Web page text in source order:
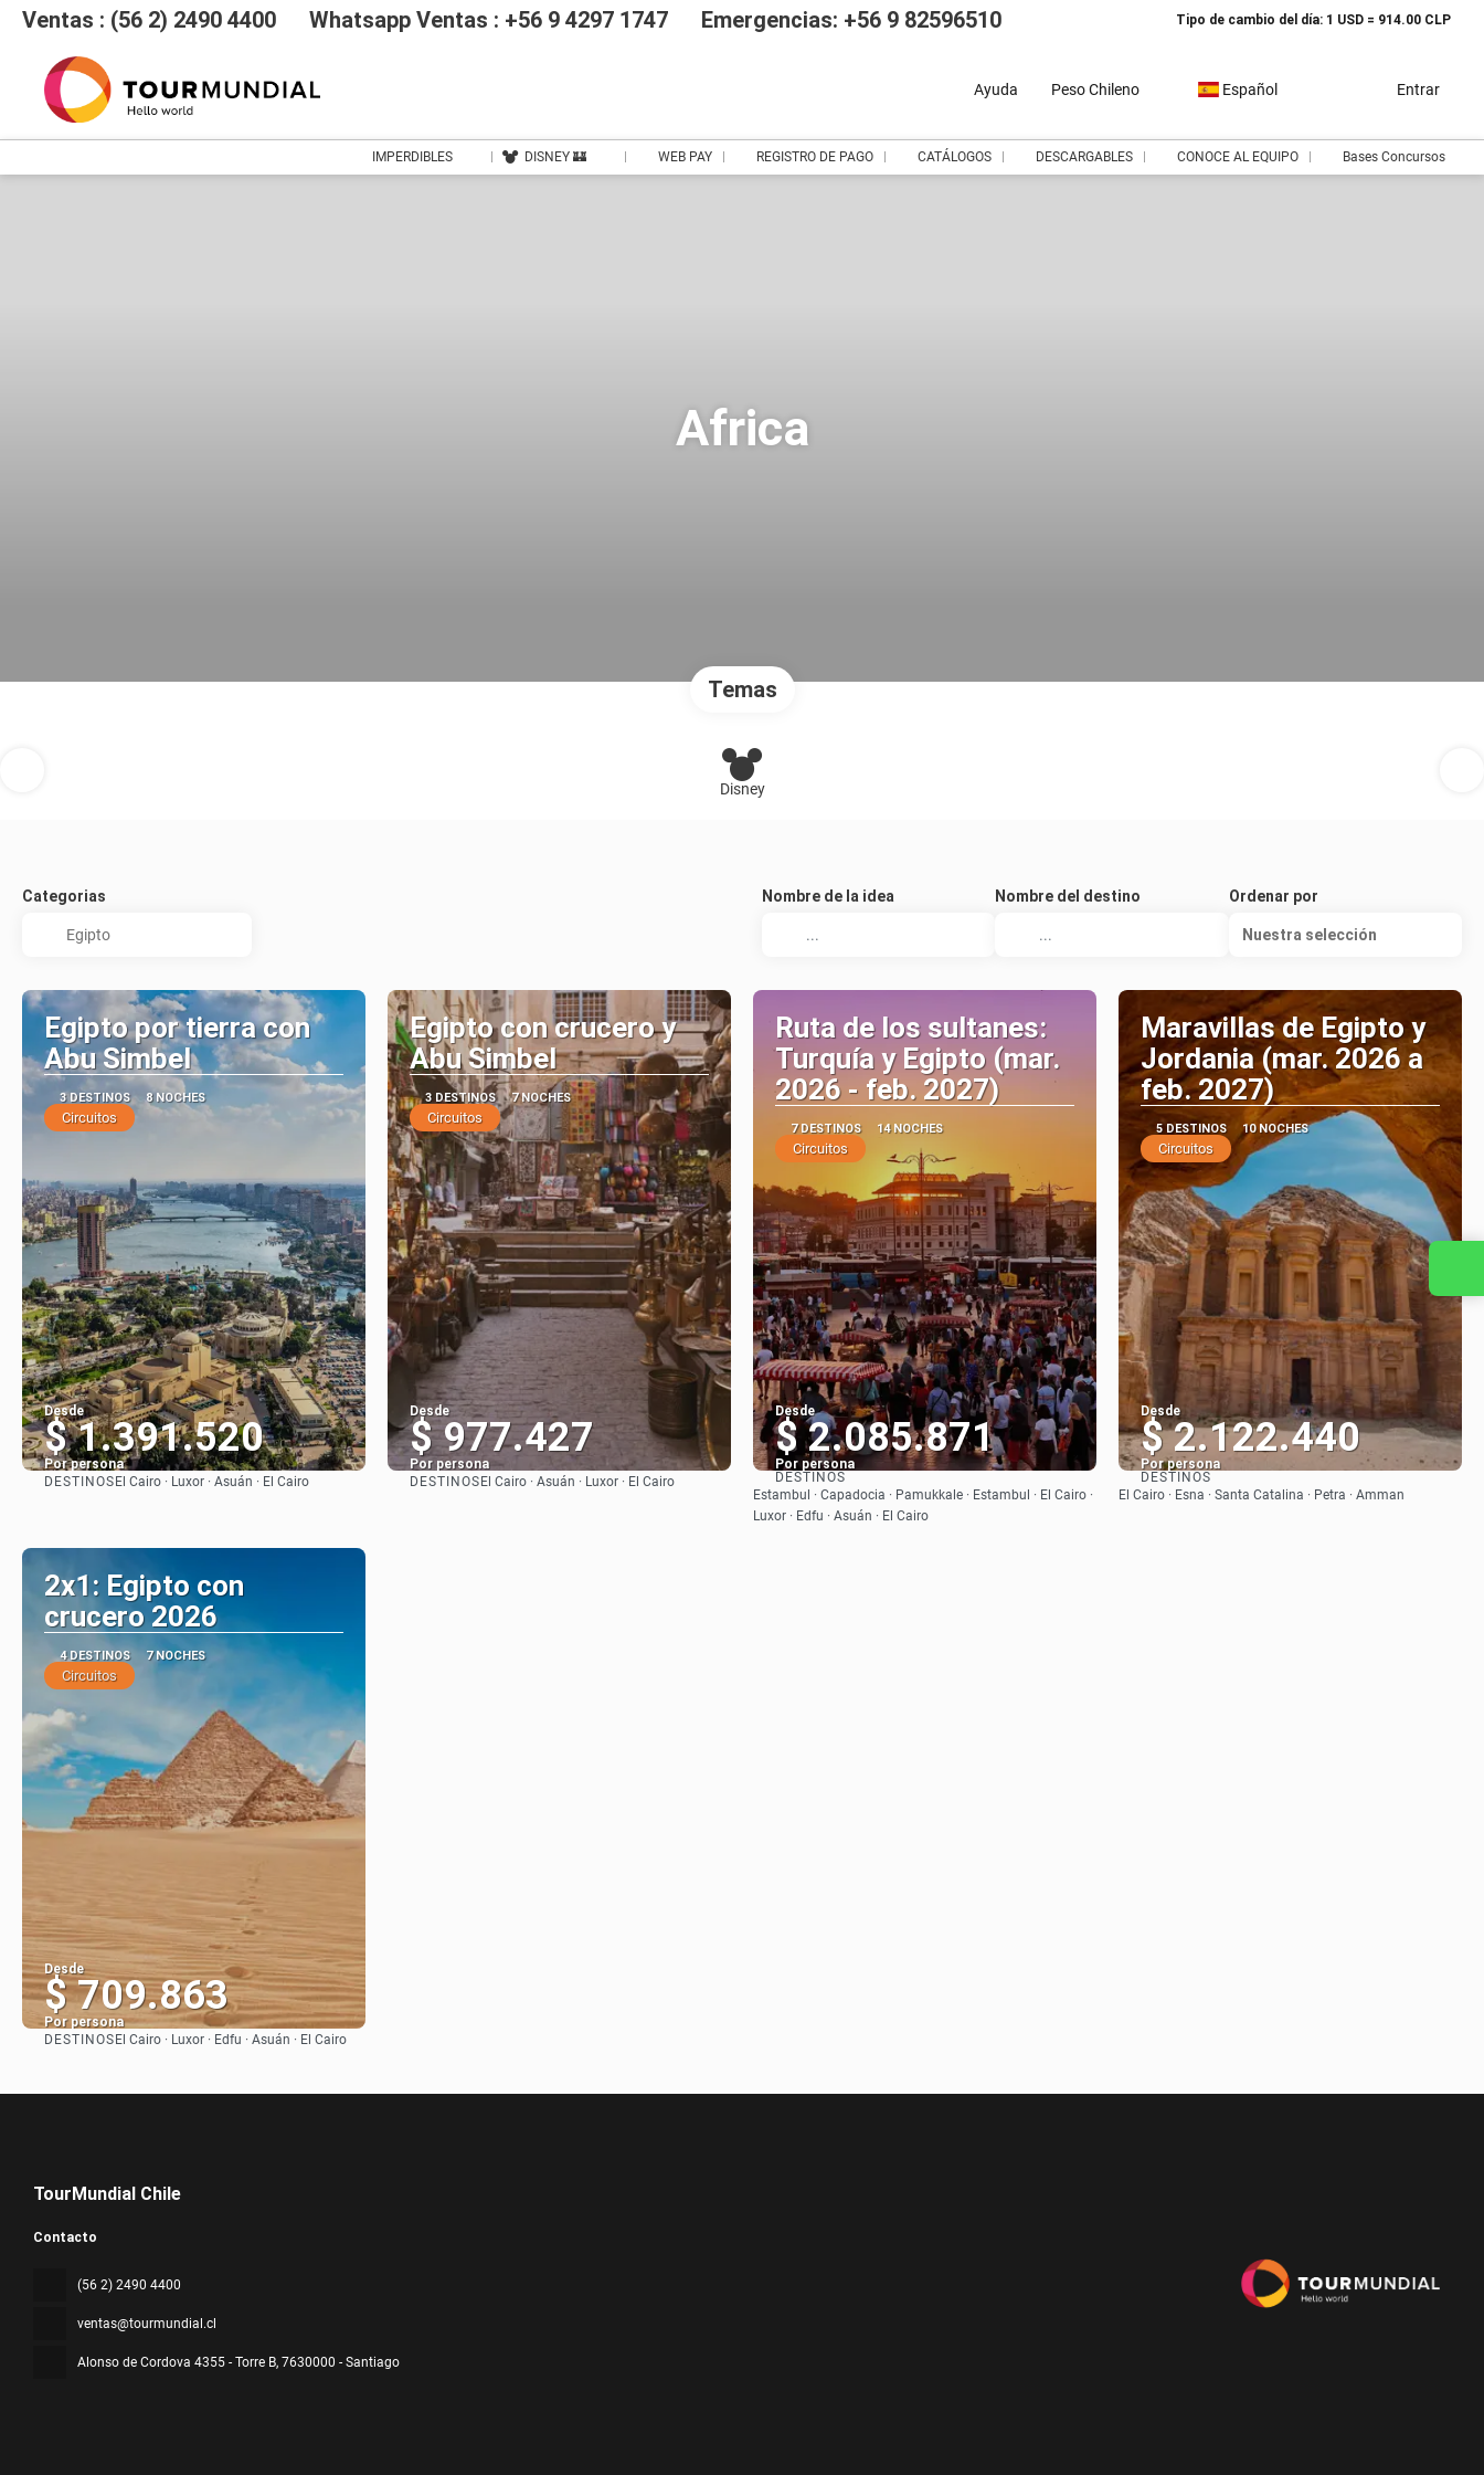
Ventas : (56 2) 2490 4400 Whatsapp Ventas : +56 9 4297 1747 Emergencias: +56 9 82596510 Tipo de cambio del día: 1 USD = 914.00 CLP
Ayuda Peso Chileno Español Entrar
IMPERDIBLES DISNEY 🏰 WEB PAY REGISTRO DE PAGO CATÁLOGOS DESCARGABLES CONOCE AL EQUIPO Bases Concursos
Africa
Temas
Disney
Categorias Nombre de la idea Nombre del destino Ordenar por
Nuestra selección
Egipto por tierra con
Abu Simbel
3 DESTINOS 8 NOCHES
Circuitos
Desde
$ 1.391.520
Por persona
DESTINOS El Cairo · Luxor · Asuán · El Cairo
Egipto con crucero y
Abu Simbel
3 DESTINOS 7 NOCHES
Circuitos
Desde
$ 977.427
Por persona
DESTINOS El Cairo · Asuán · Luxor · El Cairo
Ruta de los sultanes:
Turquía y Egipto (mar.
2026 - feb. 2027)
7 DESTINOS 14 NOCHES
Circuitos
Desde
$ 2.085.871
Por persona
Ver
DESTINOS
Estambul · Capadocia · Pamukkale · Estambul · El Cairo ·
Luxor · Edfu · Asuán · El Cairo
Maravillas de Egipto y
Jordania (mar. 2026 a
feb. 2027)
5 DESTINOS 10 NOCHES
Circuitos
Desde
$ 2.122.440
Por persona
Ver
DESTINOS
El Cairo · Esna · Santa Catalina · Petra · Amman
2x1: Egipto con
crucero 2026
4 DESTINOS 7 NOCHES
Circuitos
Desde
$ 709.863
Por persona
DESTINOS El Cairo · Luxor · Edfu · Asuán · El Cairo
TourMundial Chile
Contacto
(56 2) 2490 4400
ventas@tourmundial.cl
Alonso de Cordova 4355 - Torre B, 7630000 - Santiago
Contacta con nosotros